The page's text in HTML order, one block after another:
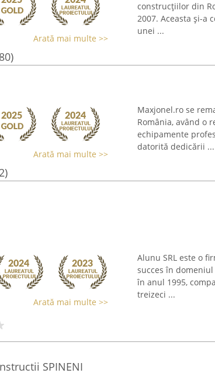
Arată mai multe >>
construcțiilor din
2007. Aceasta și-a
unei ...
Arată mai multe >>
Maxjonel.ro se
România, având o
echipamente
datorită dedicării ...
Arată mai multe >>
Alunu SRL este o
succes în
în anul 1995,
treizeci ...
SPINENI